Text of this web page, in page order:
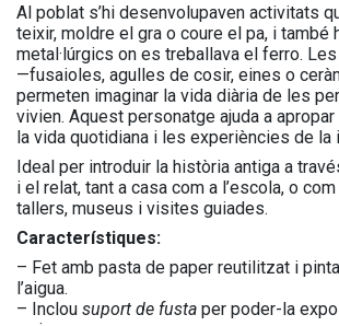
Al poblat s’hi desenvolupaven activitats
teixir, moldre el gra o coure el pa, i també
metal·lúrgics on es treballava el ferro.
—fusaioles, agulles de cosir, eines o
permeten imaginar la vida diària de les
vivien. Aquest personatge ajuda a
la vida quotidiana i les experiències de la
Ideal per introduir la història antiga a
i el relat, tant a casa com a l’escola, o
tallers, museus i visites guiades.
Característiques:
– Fet amb pasta de paper reutilitzat i
l’aigua.
– Inclou suport de fusta per poder-la